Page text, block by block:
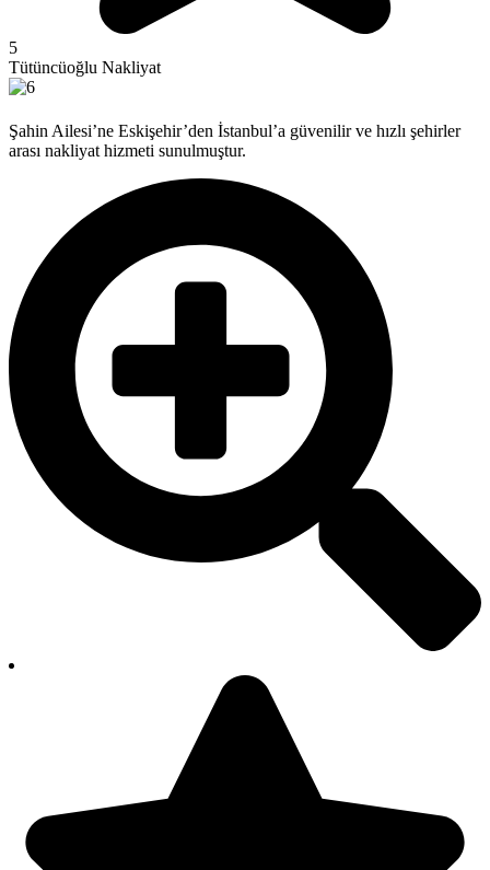
5
Tütüncüoğlu Nakliyat
Şahin Ailesi’ne Eskişehir’den İstanbul’a güvenilir ve hızlı şehirler
arası nakliyat hizmeti sunulmuştur.